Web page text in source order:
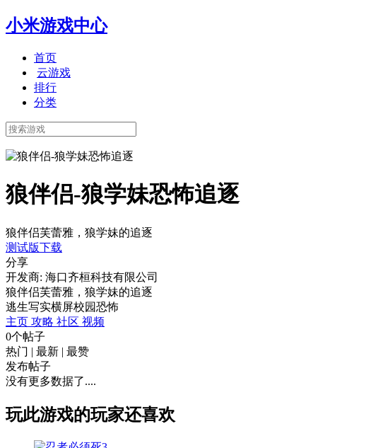
小米游戏中心
首页
云游戏
排行
分类
狼伴侣-狼学妹恐怖追逐
狼伴侣芙蕾雅，狼学妹的追逐
测试版下载
分享
开发商: 海口齐桓科技有限公司
狼伴侣芙蕾雅，狼学妹的追逐
逃生写实横屏校园恐怖
主页 攻略 社区 视频
0个帖子
热门 | 最新 | 最赞
发布帖子
没有更多数据了....
玩此游戏的玩家还喜欢